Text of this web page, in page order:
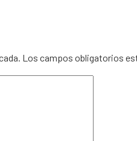
Los campos obligatorios